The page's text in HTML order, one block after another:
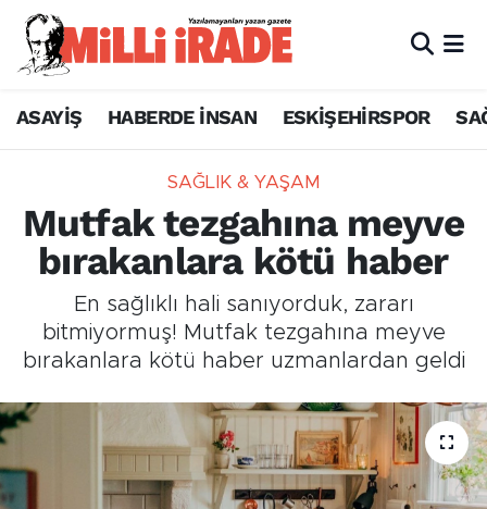
ASAYİŞ HABERDE İNSAN ESKİŞEHİRSPOR
SAĞLIK & YAŞAM
Mutfak tezgahına meyve
bırakanlara kötü haber
En sağlıklı hali sanıyorduk, zararı
bitmiyormuş! Mutfak tezgahına meyve
bırakanlara kötü haber uzmanlardan geldi